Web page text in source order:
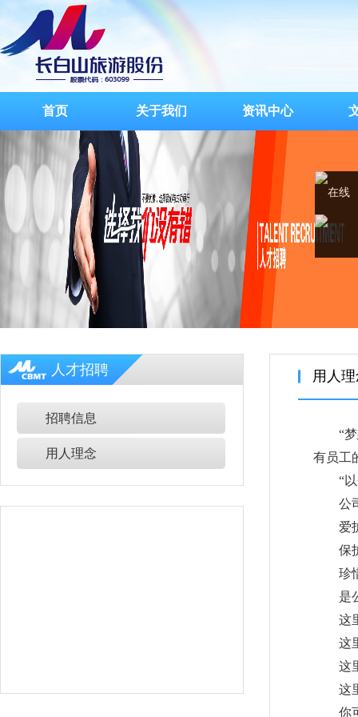
首页 关于我们 资讯中心
人才招聘
招聘信息
用人理念
用人
“
有员工
“以奋
公司
爱护
保护
珍惜
是公
这里
这里
这里
这里
你可
在线
客服